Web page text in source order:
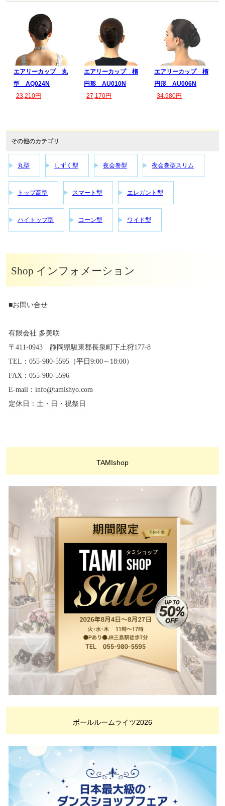
エアリーカップ 丸
型 AQ024N
23,210円
エアリーカップ 楕
円形 AU010N
27,170円
エアリーカップ 楕
円形 AU006N
34,980円
その他のカテゴリ
丸型 しずく型 夜会巻型 夜会巻型スリム
トップ高型 スマート型 エレガント型
ハイトップ型 コーン型 ワイド型
Shop インフォメーション
■お問い合せ
有限会社 多美咲
〒411-0943 静岡県駿東郡長泉町下土狩177-8
TEL：055-980-5595（平日9:00～18:00）
FAX：055-980-5596
E-mail：info@tamishyo.com
定休日：土・日・祝祭日
TAMIshop
ボールルームライツ2026